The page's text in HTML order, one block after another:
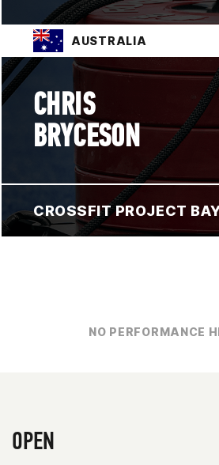
AUSTRALIA
CHRIS
BRYCESON
CROSSFIT PROJECT
NO PERFORMANCE
OPEN